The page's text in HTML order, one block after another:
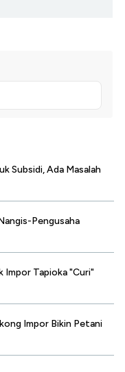
Subsidi, Ada Masalah
Pengusaha
Impor Tapioka "Curi"
Impor Bikin Petani